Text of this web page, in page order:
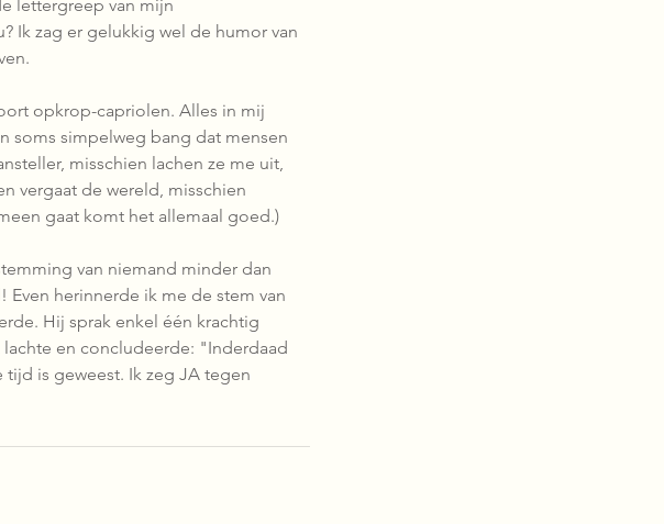
lettergreep van mijn
Ik zag er gelukkig wel de humor van
opkrop-capriolen. Alles in mij
soms simpelweg bang dat mensen
misschien lachen ze me uit,
vergaat de wereld, misschien
gaat komt het allemaal goed.)
van niemand minder dan
herinnerde ik me de stem van
Hij sprak enkel één krachtig
en concludeerde: "Inderdaad
tijd is geweest. Ik zeg JA tegen